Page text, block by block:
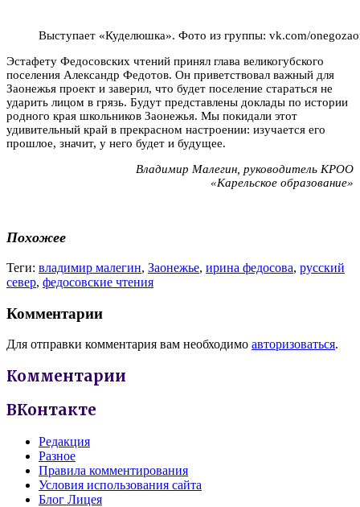
Выступает «Куделюшка». Фото из группы: vk.com/
Эстафету Федосовских чтений принял глава великогубского
поселения Александр Федотов. Он приветствовал важный для
Заонежья проект и заверил, что будет поселение стараться не
ударить лицом в грязь. Будут представлены доклады по истории
родного края школьников Заонежья. Мы покидали этот
удивительный край в прекрасном настроении: изучается его
прошлое, значит, у него будет и будущее.
Владимир Малегин, руководитель КРОО
«Карельское образование»
Похожее
Теги: владимир малегин, Заонежье, ирина федосова, русский
север, федосовские чтения
Комментарии
Для отправки комментария вам необходимо авторизоваться.
Комментарии
ВКонтакте
Редакция
Разное
Правила комментирования
Условия использования сайта
Блог Лицея